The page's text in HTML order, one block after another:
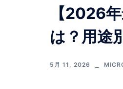
【2026
は？用途
5月 11, 2026